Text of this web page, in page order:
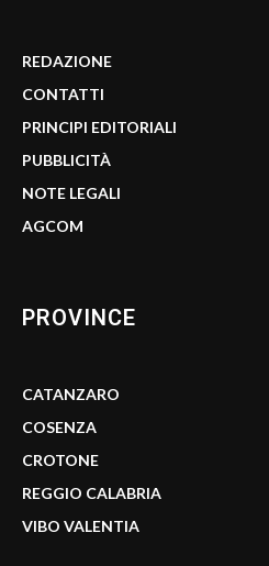
REDAZIONE
CONTATTI
PRINCIPI EDITORIALI
PUBBLICITÀ
NOTE LEGALI
AGCOM
PROVINCE
CATANZARO
COSENZA
CROTONE
REGGIO CALABRIA
VIBO VALENTIA